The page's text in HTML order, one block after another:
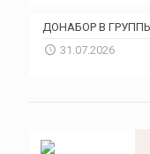
ДОНАБОР В
31.07.2026